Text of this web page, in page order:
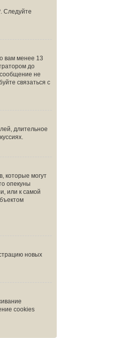
. Следуйте
вам менее 13
до
не
связаться с
длительное
которые могут
опекуны
или к самой
новых
cookies